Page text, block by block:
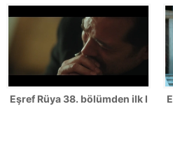
Eşref Rüya 38. bölümden ilk